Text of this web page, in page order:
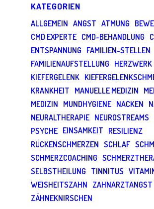
KATEGORIEN
ALLGEMEIN ANGST ATMUNG
CMD EXPERTE CMD-BEHANDLUNG
ENTSPANNUNG FAMILIEN-STELLEN
FAMILIENAUFSTELLUNG HERZWERK
KIEFERGELENK
KRANKHEIT MANUELLE MEDIZIN
MEDIZIN MUNDHYGIENE NACKEN
NEURALTHERAPIE NEUROSTREAMS
PSYCHE EINSAMKEIT RESILIENZ
RÜCKENSCHMERZEN SCHLAF
SCHMERZCOACHING
SELBSTHEILUNG TINNITUS
WEISHEITSZAHN ZAHNARZTANGST
ZÄHNEKNIRSCHEN